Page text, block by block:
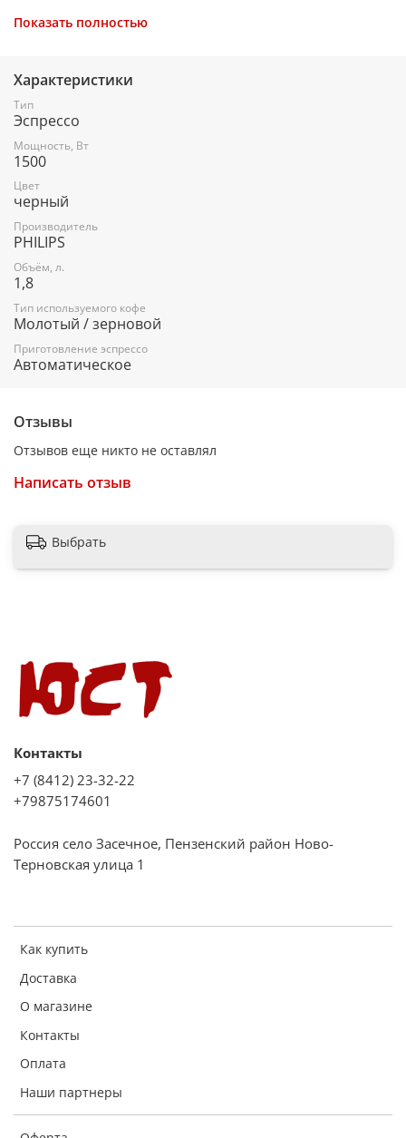
Контроль крепости кофе Есть
Капучино Ручной
Регулировки Кол-во, объем, помол
Мощность потребления 1500 Вт
Объем резервуара 1,8 л
Давление (Бар) 15
Срок гарантии 1 год
Цвет Черный
Показать полностью
Характеристики
Тип
Эспрессо
Мощность, Вт
1500
Цвет
черный
Производитель
PHILIPS
Объём, л.
1,8
Тип используемого кофе
Молотый / зерновой
Приготовление эспрессо
Автоматическое
Отзывы
Отзывов еще никто не оставлял
Написать отзыв
Выбрать
Как купить
Доставка
О магазине
Контакты
Оплата
Наши партнеры
Контакты
+7 (8412) 23-32-22
+79875174601
Россия село Засечное, Пензенский район Ново-
Терновская улица 1